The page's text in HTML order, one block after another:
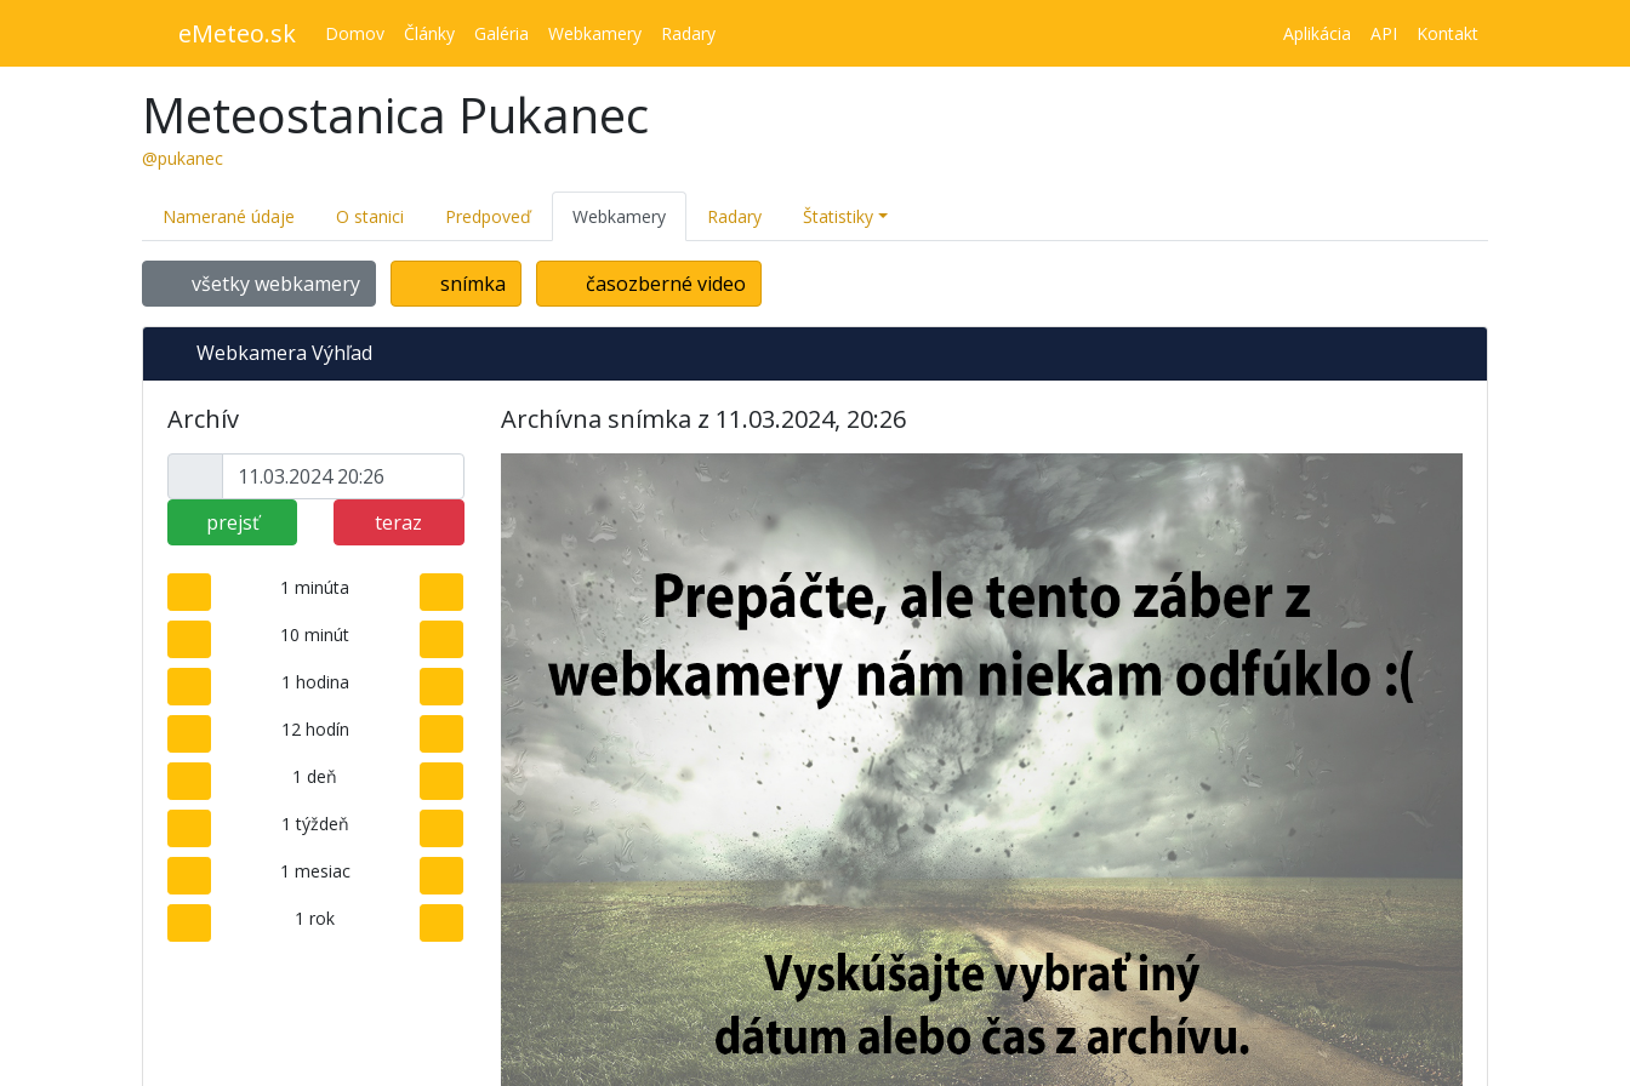
eMeteo.sk Domov Články Galéria Webkamery Radary Aplikácia API Kontakt
Meteostanica Pukanec
@pukanec
Namerané údaje O stanici Predpoveď Webkamery Radary Štatistiky
všetky webkamery snímka časozberné video
Webkamera Výhľad
Archív
prejsť teraz
1 minúta
10 minút
1 hodina
12 hodín
1 deň
1 týždeň
1 mesiac
1 rok
Archívna snímka z 11.03.2024, 20:26